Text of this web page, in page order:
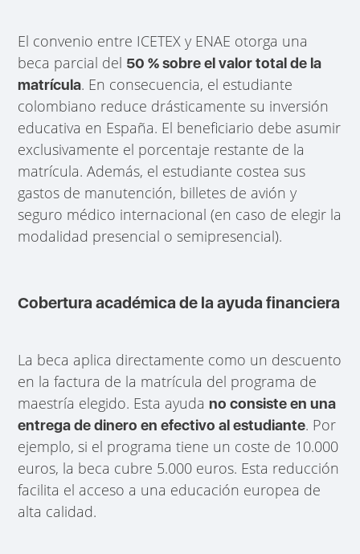
El convenio entre ICETEX y ENAE otorga una
beca parcial del 50 % sobre el valor total de la
matrícula. En consecuencia, el estudiante
colombiano reduce drásticamente su inversión
educativa en España. El beneficiario debe asumir
exclusivamente el porcentaje restante de la
matrícula. Además, el estudiante costea sus
gastos de manutención, billetes de avión y
seguro médico internacional (en caso de elegir la
modalidad presencial o semipresencial).
Cobertura académica de la ayuda financiera
La beca aplica directamente como un descuento
en la factura de la matrícula del programa de
maestría elegido. Esta ayudano consiste en una
entrega de dinero en efectivo al estudiante. Por
ejemplo, si el programa tiene un coste de 10.000
euros, la beca cubre 5.000 euros. Esta reducción
facilita el acceso a una educación europea de
alta calidad.